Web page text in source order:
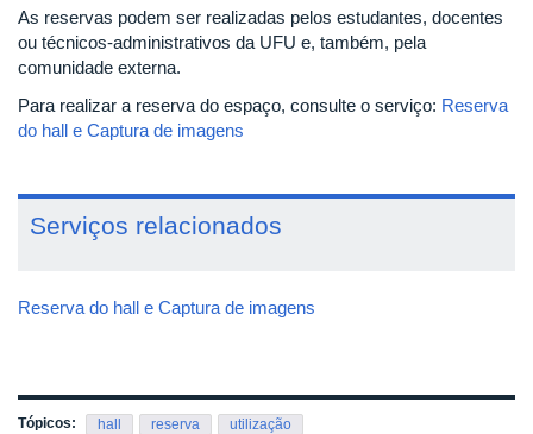
As reservas podem ser realizadas pelos estudantes, docentes
ou técnicos-administrativos da UFU e, também, pela
comunidade externa.
Para realizar a reserva do espaço, consulte o serviço: Reserva
do hall e Captura de imagens
Serviços relacionados
Reserva do hall e Captura de imagens
Tópicos: hall reserva utilização